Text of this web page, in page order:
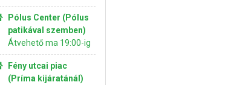
Pólus Center (Pólus
patikával szemben)
Átvehető ma 19:00-ig
Fény utcai piac
(Príma kijáratánál)